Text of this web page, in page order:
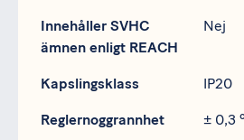
Innehåller SVHC
ämnen enligt REACH
Nej
Kapslingsklass IP20
Reglernoggrannhet ± 0,3